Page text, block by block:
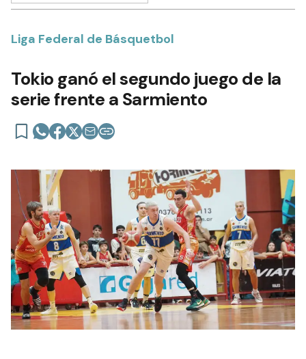
Liga Federal de Básquetbol
Tokio ganó el segundo juego de la
serie frente a Sarmiento